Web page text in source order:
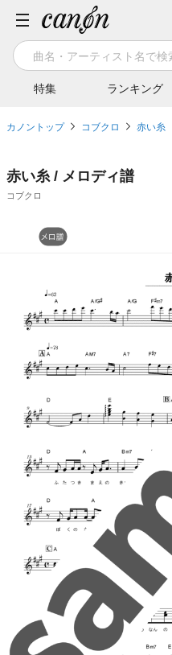
特集 ランキング
カノントップ コブクロ 赤い糸
赤い糸 / メロディ譜
コブクロ